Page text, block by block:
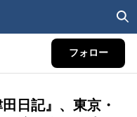
フォロー
日記』、東京・